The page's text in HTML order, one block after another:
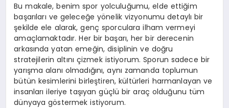
Bu makale, benim spor yolculuğumu, elde ettiğim
başarıları ve geleceğe yönelik vizyonumu detaylı bir
şekilde ele alarak, genç sporculara ilham vermeyi
amaçlamaktadır. Her bir başarı, her bir derecenin
arkasında yatan emeğin, disiplinin ve doğru
stratejilerin altını çizmek istiyorum. Sporun sadece bir
yarışma alanı olmadığını, aynı zamanda toplumun
bütün kesimlerini birleştiren, kültürleri harmanlayan ve
insanları ileriye taşıyan güçlü bir araç olduğunu tüm
dünyaya göstermek istiyorum.